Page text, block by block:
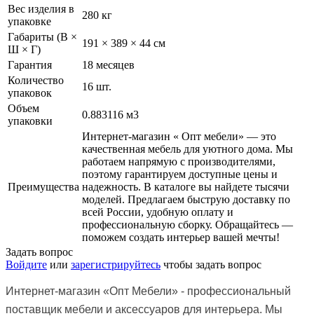
Вес изделия в
упаковке
280 кг
Габариты (В ×
Ш × Г)
191 × 389 × 44 см
Гарантия
18 месяцев
Количество
упаковок
16 шт.
Объем
упаковки
0.883116 м3
Преимущества
Интернет-магазин « Опт мебели» — это
качественная мебель для уютного дома. Мы
работаем напрямую с производителями,
поэтому гарантируем доступные цены и
надежность. В каталоге вы найдете тысячи
моделей. Предлагаем быструю доставку по
всей России, удобную оплату и
профессиональную сборку. Обращайтесь —
поможем создать интерьер вашей мечты!
Задать вопрос
Войдите или зарегистрируйтесь чтобы задать вопрос
Интернет-магазин «Опт Мебели» - профессиональный
поставщик мебели и аксессуаров для интерьера. Мы